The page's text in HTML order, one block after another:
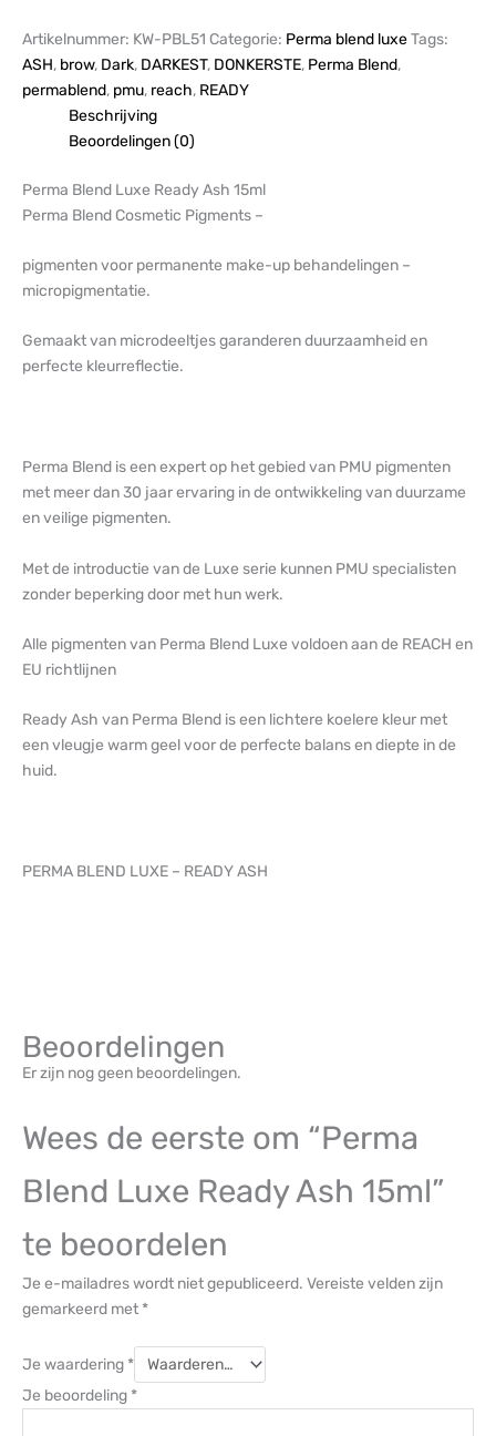
Artikelnummer: KW-PBL51 Categorie: Perma blend luxeTags:
ASH, brow, Dark, DARKEST, DONKERSTE, Perma Blend,
permablend, pmu, reach, READY
Beschrijving
Beoordelingen (0)
Perma Blend Luxe Ready Ash 15ml
Perma Blend Cosmetic Pigments –
pigmenten voor permanente make-up behandelingen –
micropigmentatie.
Gemaakt van microdeeltjes garanderen duurzaamheid en
perfecte kleurreflectie.
Perma Blend is een expert op het gebied van PMU pigmenten
met meer dan 30 jaar ervaring in de ontwikkeling van duurzame
en veilige pigmenten.
Met de introductie van de Luxe serie kunnen PMU specialisten
zonder beperking door met hun werk.
Alle pigmenten van Perma Blend Luxe voldoen aan de REACH en
EU richtlijnen
Ready Ash van Perma Blend is een lichtere koelere kleur met
een vleugje warm geel voor de perfecte balans en diepte in de
huid.
PERMA BLEND LUXE – READY ASH
Beoordelingen
Er zijn nog geen beoordelingen.
Wees de eerste om “Perma
Blend Luxe Ready Ash 15ml”
te beoordelen
Je e-mailadres wordt niet gepubliceerd. Vereiste velden zijn
gemarkeerd met *
Je waardering *
Je beoordeling *